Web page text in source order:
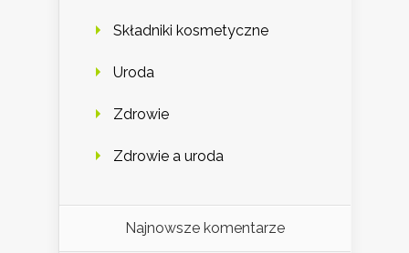
Składniki kosmetyczne
Uroda
Zdrowie
Zdrowie a uroda
Najnowsze komentarze